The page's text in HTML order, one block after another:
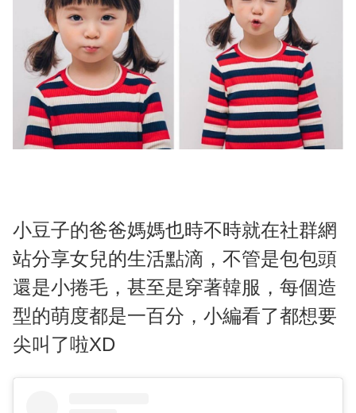
小豆子的爸爸媽媽也時不時就在社群網
站分享女兒的生活點滴，不管是包包頭
還是小捲毛，甚至是穿著韓服，每個造
型的萌度都是一百分，小編看了都想要
尖叫了啦XD